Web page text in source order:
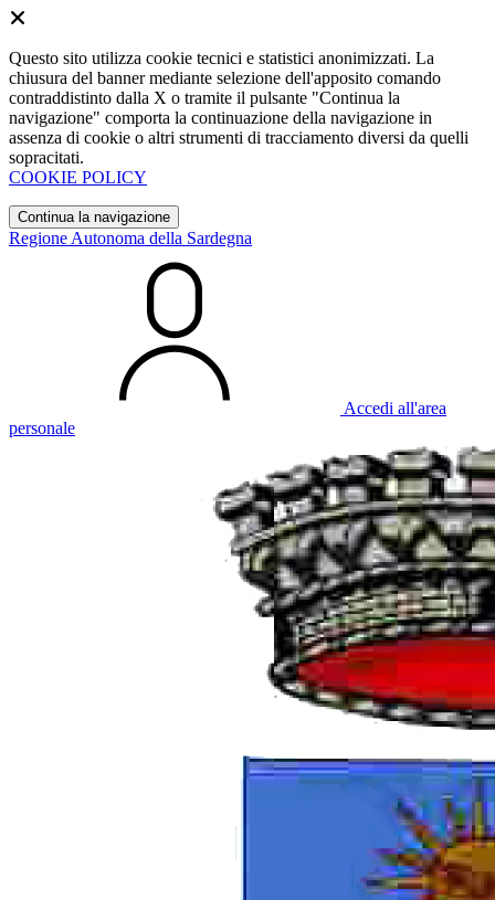
Questo sito utilizza cookie tecnici e statistici anonimizzati. La
chiusura del banner mediante selezione dell'apposito comando
contraddistinto dalla X o tramite il pulsante "Continua la
navigazione" comporta la continuazione della navigazione in
assenza di cookie o altri strumenti di tracciamento diversi da quelli
sopracitati.
COOKIE POLICY
Continua la navigazione
Regione Autonoma della Sardegna
Accedi all'area
personale